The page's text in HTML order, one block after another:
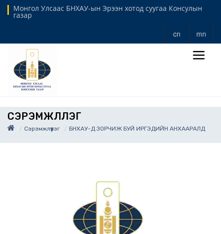
Монгол Улсаас БНХАУ-ын Эрээн хотод суугаа Консулын
газар
cn mn
СЭРЭМЖЛҮҮЛЭГ
Сэрэмжлүүлэг БНХАУ-Д ЗОРЧИЖ БУЙ ИРГЭДИЙН АНХААРАЛД